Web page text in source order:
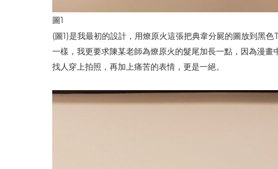
圖1
(圖1)是我最初的設計，用燎原火這張把典韋分屍的圖放到黑
一樣，我更要求陳某老師為燎原火的髮尾加長一點，因為漫
找人穿上拍照，再加上痛苦的表情，更是一絕。